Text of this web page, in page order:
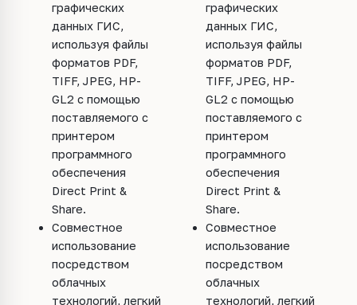
графических
данных ГИС,
используя файлы
форматов PDF,
TIFF, JPEG, HP-
GL2 с помощью
поставляемого с
принтером
программного
обеспечения
Direct Print &
Share.
Совместное
использование
посредством
облачных
технологий, легкий
графических
данных ГИС,
используя файлы
форматов PDF,
TIFF, JPEG, HP-
GL2 с помощью
поставляемого с
принтером
программного
обеспечения
Direct Print &
Share.
Совместное
использование
посредством
облачных
технологий, легкий